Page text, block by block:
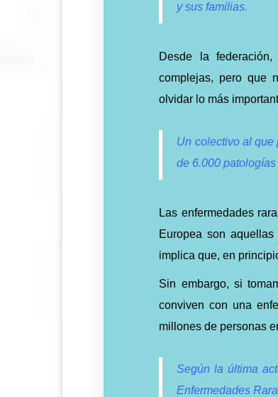
y sus familias.
Desde la
complejas, pero que
olvidar lo más
Un colectivo al que
de 6.000
Las enfermedades
Europea son
implica que, en
Sin embargo, si
conviven con una
millones de personas
Según la última
Enfermedades